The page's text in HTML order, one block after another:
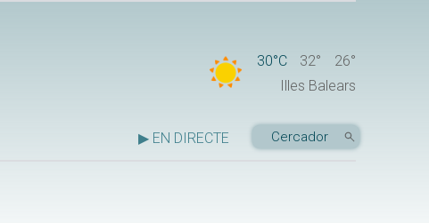
30°C 32°
26°
Illes Balears
▶ EN DIRECTE